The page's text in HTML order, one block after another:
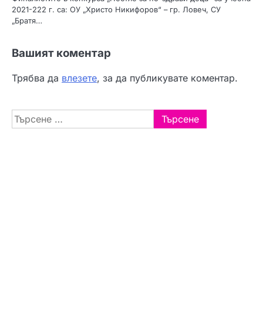
2021-222 г. са: ОУ „Христо Никифоров“ – гр. Ловеч, СУ
„Братя…
Вашият коментар
Трябва да влезете, за да публикувате коментар.
Търсене
за: